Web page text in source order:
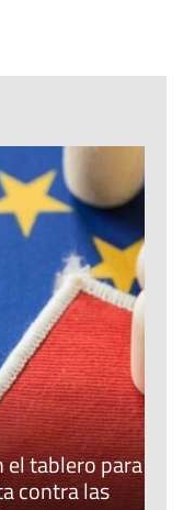
para
las